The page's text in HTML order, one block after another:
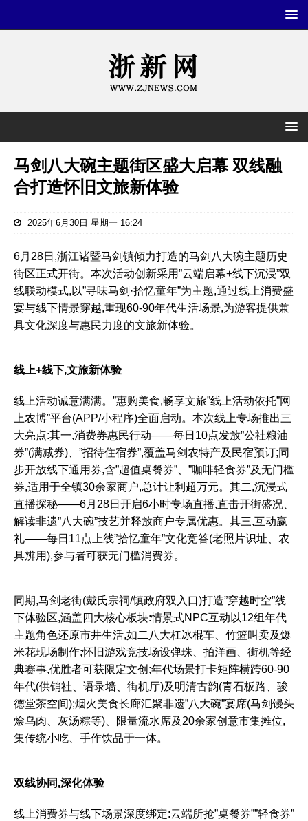
马剑八大碗主题街区盛大启幕 双线融
合打造怀旧文旅新体验
2025年6月30日 星期一 16:24
6月28日,浙江诸暨马剑镇倾力打造的马剑八大碗主题历史
街区正式开街。本次活动创新采用”云端启幕+线下沉浸”双
线联动模式,以”寻味马剑·拾忆童年”为主题,通过线上消费盛
宴与线下情景穿越,重现60-90年代生活场景,为游客提供兼
具文化深度与惠民力度的文旅新体验。
线上+线下,文旅新体验
线上活动诚意满满。”惠购美食,畅享文旅”线上活动依托”网
上农博”平台(APP/小程序)全面启动。本次线上专场推出三
大亮点:其一,消费券惠民行动——每日10点发放”公社粮油
券”(满减券)、”招待住宿券”,覆盖马剑农特产及民宿预订;同
步开放线下通用券,含”超值桌餐券”、”咖啡轻食券”及无门槛
券,适用于全镇30余家商户,总计让利超万元。其二,沉浸式
直播探秘——6月28日开启6小时专场直播,直击开街盛况、
解读非遗”八大碗”技艺并释放商户专属优惠。其三,互动赢
礼——每日11点上线”拾忆童年”文化竞答(老照片识址、农
具辨用),参与者可获无门槛消费券。
同期,马剑老街(戴氏宗祠/镇政府双入口)打造”穿越时空”线
下体验区,涵盖四大核心板块:情景式NPC互动以12组年代
主题角色还原市井生活,如二八大杠冰棍车、竹篮叫卖及爆
米花现场制作;怀旧游戏竞技场设弹珠、拍洋画、街机等经
典赛事,优胜者可获限定文创;年代场景打卡矩阵横跨60-90
年代(供销社、语录墙、街机厅)及明清古韵(青石板路、骏
德堂茶空间);烟火美食长廊汇聚非遗”八大碗”宴席(马剑馒头
烩乌肉、灰汤粽等)、限量流水席及20余家创意市集摊位,
集传统小吃、手作饮品于一体。
双线协同,深化体验
线上消费券与线下场景深度绑定:云端所抢”桌餐券””轻食券”